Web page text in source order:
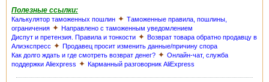
Полезные ссылки:
Калькулятор таможенных пошлин ✦ Таможенные правила, пошлины,
ограничения ✦ Направлено с таможенным уведомлением
Диспут и претензия. Правила и тонкости ✦ Возврат товара обратно продавцу в
Алиэкспресс ✦ Продавец просит изменить данные/причину спора
Как долго ждать и где смотреть возврат денег? ✦ Онлайн-чат, служба
поддержки Aliexpress ✦ Карманный разговорник AliExpress